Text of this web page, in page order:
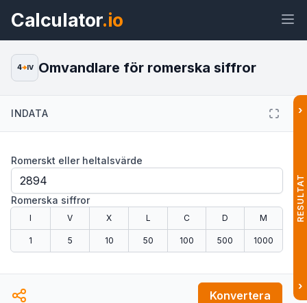
Calculator.io
Omvandlare & kalkylator Widget
4 IV Omvandlare för romerska siffror
INDATA
Romerskt eller heltalsvärde
Romerska siffror
I V X L C D M
1 5 10 50 100 500 1000
Konvertera
›
RESULTAT
›